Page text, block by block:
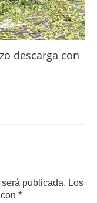
descarga con
publicada. Los
*